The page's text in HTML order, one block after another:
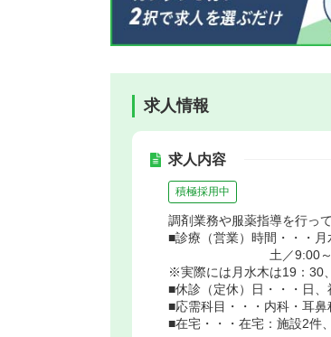
求人情報
求人内容
積極採用中
調剤業務や服薬指導を行っ
■診療（営業）時
土／9:00～
※実際には月水木は19：30
■休診（定休）日・・・日、
■応需科目・・・内科・耳
■在宅・・・在宅：施設2件